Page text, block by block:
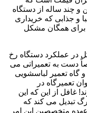
و چند ساله از دستگاه
و جذابی که خریداری
برای همگان مشکل
در عملکرد دستگاه رخ
دست به تعمیراتی می
گاه تعمیر لباسشویی
تعمیرگاه در
غافل از این که این
تبدیل می کند که
متخصصین این امر